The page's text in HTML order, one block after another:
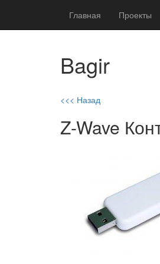
Главная Проекты
Bagir
<<< Назад
Z-Wave